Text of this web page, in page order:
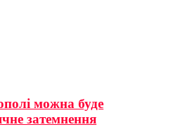
можна буде
затемнення